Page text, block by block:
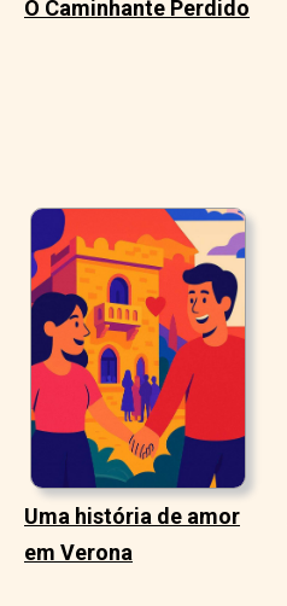
O Caminhante Perdido
Uma história de amor
em Verona